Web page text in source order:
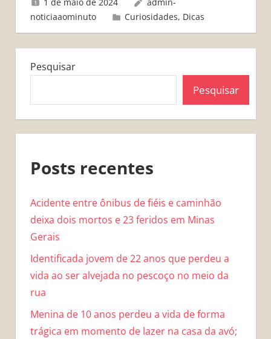
noticiaaominuto
Curiosidades, Dicas
Pesquisar
Pesquisar
Posts recentes
Acidente entre ônibus de fiéis e caminhão
deixa dois mortos e 23 feridos em Minas
Gerais
Identificada jovem de 22 anos que perdeu a
vida ao ser alvejada no pescoço no meio da
rua
Menina de 10 anos perdeu a vida de forma
trágica em momento de lazer na casa da avó;